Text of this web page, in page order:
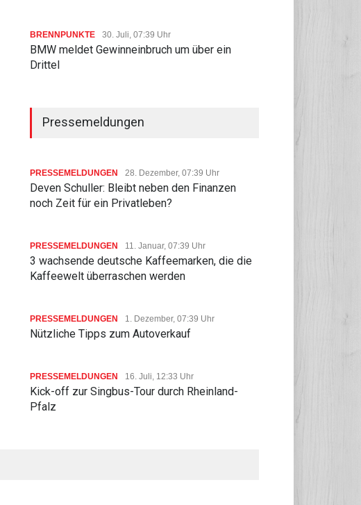
BRENNPUNKTE 30. Juli, 07:39 Uhr
BMW meldet Gewinneinbruch um über ein
Drittel
Pressemeldungen
PRESSEMELDUNGEN 28. Dezember, 07:39 Uhr
Deven Schuller: Bleibt neben den Finanzen
noch Zeit für ein Privatleben?
PRESSEMELDUNGEN 11. Januar, 07:39 Uhr
3 wachsende deutsche Kaffeemarken, die die
Kaffeewelt überraschen werden
PRESSEMELDUNGEN 1. Dezember, 07:39 Uhr
Nützliche Tipps zum Autoverkauf
PRESSEMELDUNGEN 16. Juli, 12:33 Uhr
Kick-off zur Singbus-Tour durch Rheinland-
Pfalz